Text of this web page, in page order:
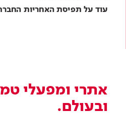
עוד על תפיסת האחריות
אתרי ומפעלי
ובעולם.